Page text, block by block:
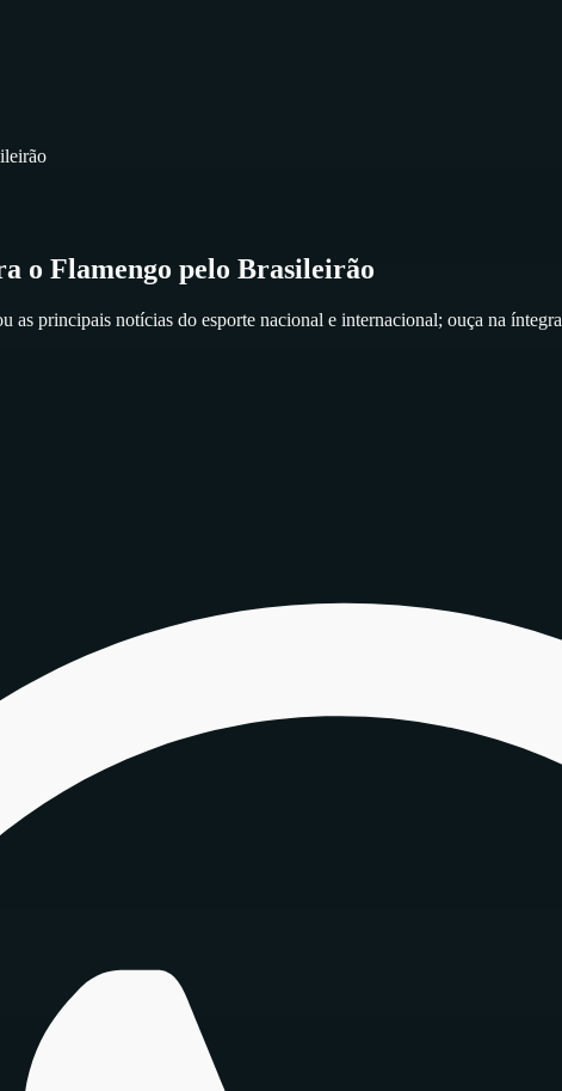
o Flamengo pelo Brasileirão
principais notícias do esporte nacional e internacional; ouça na íntegra